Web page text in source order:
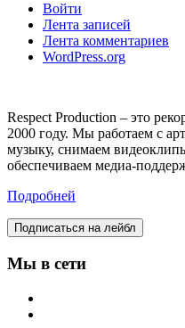
Войти
Лента записей
Лента комментариев
WordPress.org
Respect Production – это
2000 году. Мы работаем с
музыку, снимаем
обеспечиваем медиа-
Подробней
Подписаться на лейбл
Мы в сети